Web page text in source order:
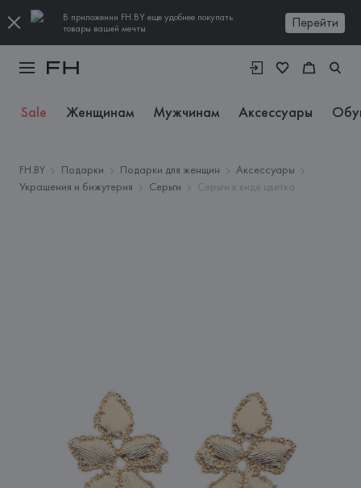
В приложении FH.BY еще удобнее покупать
товары вашей мечты
Перейти
Sale Женщинам Мужчинам Аксессуары
FH.BY Подарки Подарки для женщин
Аксессуары
Украшения и бижутерия
Серьги Серьги в виде цветка